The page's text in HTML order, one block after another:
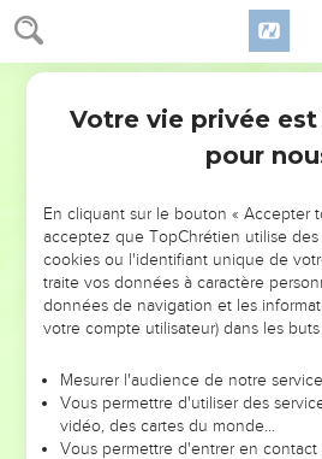
Jérémie 15
Elles me donnaient de la joie, mon
effet, je t’appartiens, SEIGNEUR,
Je ne me suis pas assis au milieu
m’amuser. Mais tu m’as forcé à
m’as rempli de colère.
Ma souffrance est sans fin.
Vraiment, tu es devenu pour moi
plein d’eau, tantôt sec, et sur lequel
Voici ce que le SEIGNEUR me dit
je te reprendrai à mon service. Si tu
nouveau mon porte-parole. C’est
revenir vers toi, ce n’est pas à toi
Devant eux, je te rendrai
Votre vie privée
pour
En cliquant sur le bouton « Accepter
acceptez que TopChrétien utilise des
cookies ou l'identifiant unique de
traite vos données à caractère
données de navigation et les
votre compte utilisateur) dans les buts
Mesurer l'audience de notre service
Vous permettre d'utiliser des
vidéo, des cartes du monde…
Vous permettre d'entrer en